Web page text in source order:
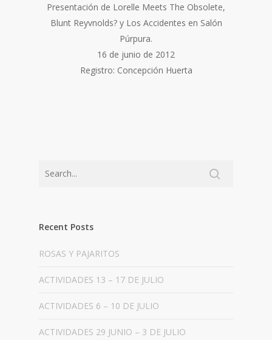
Presentación de Lorelle Meets The Obsolete,
Blunt Reyvnolds? y Los Accidentes en Salón
Púrpura.
16 de junio de 2012
Registro: Concepción Huerta
Recent Posts
ROSAS Y PAJARITOS
ACTIVIDADES 13 – 17 DE JULIO
ACTIVIDADES 6 – 10 DE JULIO
ACTIVIDADES 29 JUNIO – 3 DE JULIO